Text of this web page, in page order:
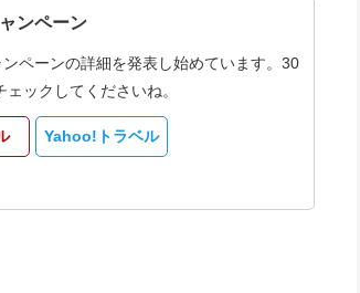
ンペーン
ペーンの詳細を発表し始めています。30
ックしてくださいね。
Yahoo!トラベル